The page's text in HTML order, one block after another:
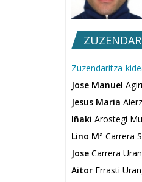
Zuzendaritza-
Jose Manuel
Jesus Maria
Iñaki Arostegi
Lino Mª Carrera
Jose Carrera
Aitor Errasti